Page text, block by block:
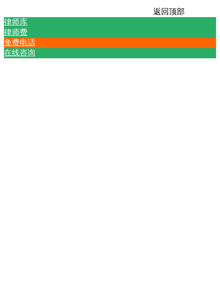
返回顶部
律师库
律师费
免费电话
在线咨询